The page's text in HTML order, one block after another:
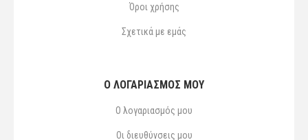
Όροι χρήσης
Σχετικά με εμάς
Ο ΛΟΓΑΡΙΑΣΜΌΣ ΜΟΥ
Ο λογαριασμός μου
Οι διευθύνσεις μου